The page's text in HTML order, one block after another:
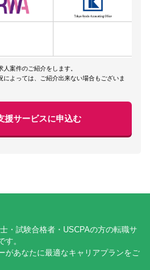
案件のご紹介をします。
よっては、ご紹介出来ない場合もございま
援サービスに申込む
・試験合格者・USCPAの方の転職サ
。
があなたに最適なキャリアプランをご